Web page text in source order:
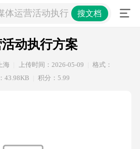
体运营活动执行方案搜文档
动执行方案
海 上传时间：2026-05-09
格式：
43.98KB 积分：5.99